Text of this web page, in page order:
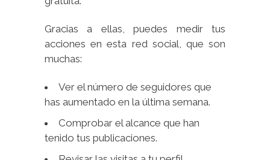
Gracias a ellas, puedes medir tus
acciones en esta red social, que son
muchas:
Ver el número de seguidores que
has aumentado en la última semana.
Comprobar el alcance que han
tenido tus publicaciones.